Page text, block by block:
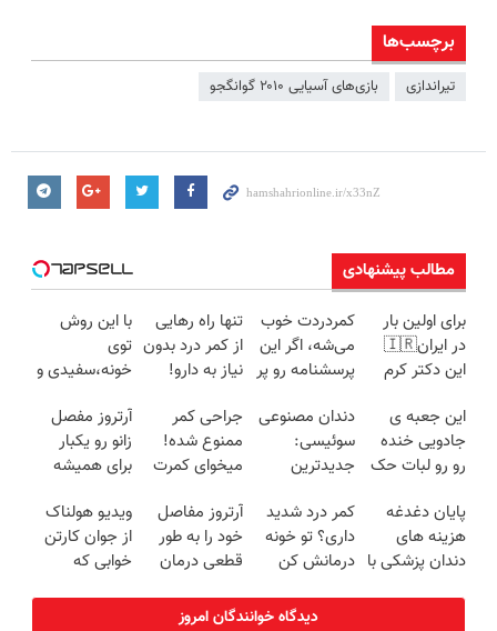
برچسب‌ها
تیراندازی بازی‌های آسیایی ۲۰۱۰ گوانگجو
مطالب پیشنهادی
برای اولین بار
در ایران🇮🇷
این دکتر کرم
روزه ساخت!
کمردردت خوب
می‌شه، اگر این
پرسشنامه رو پر
تنها راه رهایی
از کمر درد بدون
نیاز به دارو!
با این روش
توی
خونه،سفیدی و
برگردون
(40%off)
این جعبه ی
جادویی خنده
رو رو لبات حک
خرید40%تخفیف
دندان مصنوعی
سوئیسی:
جدیدترین
سبک و مقاوم |
پرداخت قسطی
جراحی کمر
ممنوع شده!
میخوای کمرت
درمان کنی؟
((پرسش‌نامه))
آرتروز مفصل
زانو رو یکبار
برای همیشه
◗پرسش‌نامه◖
پایان دغدغه
هزینه های
دندان پزشکی با
کمر درد شدید
داری؟ تو خونه
درمانش کن
رو پرکن)
آرتروز مفاصل
خود را به طور
قطعی درمان
◗پرسش‌نامه◖
ویدیو هولناک
از جوان کارتن
خوابی که
دیدگاه خوانندگان امروز